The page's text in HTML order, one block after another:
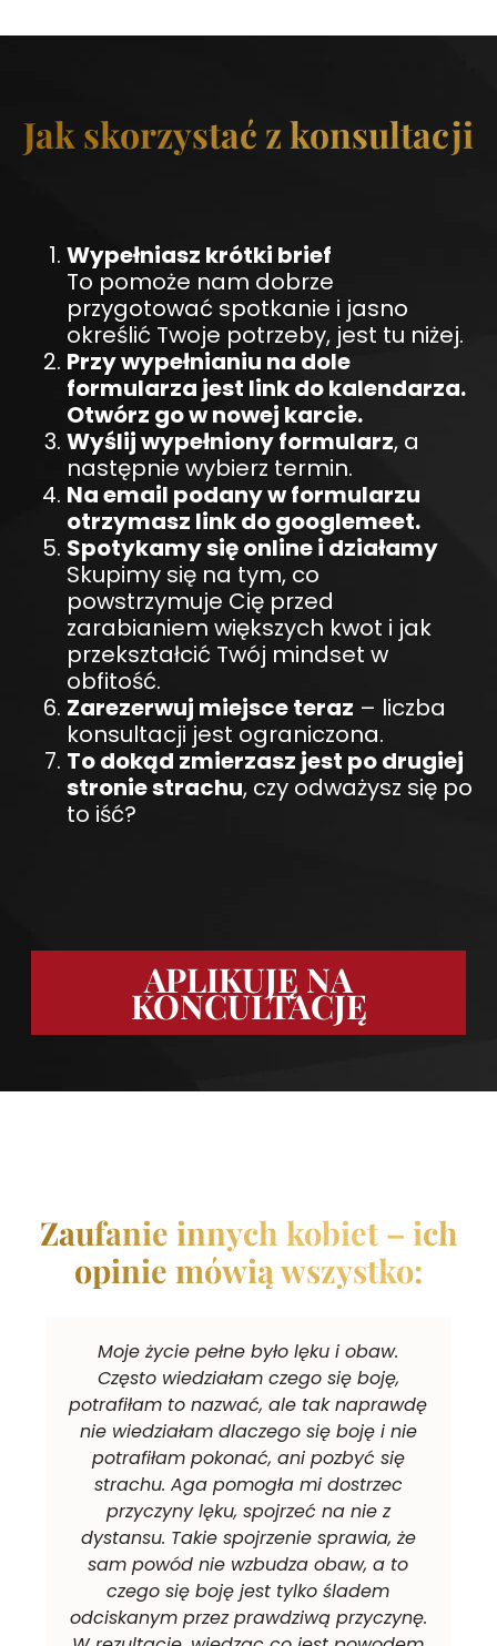
Jak skorzystać z konsultacji
Wypełniasz krótki brief
To pomoże nam dobrze
przygotować spotkanie i jasno
określić Twoje potrzeby, jest tu niżej.
Przy wypełnianiu na dole
formularza jest link do kalendarza.
Otwórz go w nowej karcie.
Wyślij wypełniony formularz, a
następnie wybierz termin.
Na email podany w formularzu
otrzymasz link do googlemeet.
Spotykamy się online i działamy
Skupimy się na tym, co
powstrzymuje Cię przed
zarabianiem większych kwot i jak
przekształcić Twój mindset w
obfitość.
Zarezerwuj miejsce teraz – liczba
konsultacji jest ograniczona.
To dokąd zmierzasz jest po drugiej
stronie strachu, czy odważysz się po
to iść?
APLIKUJĘ NA
KONCULTACJĘ
Zaufanie innych kobiet – ich
opinie mówią wszystko:
Moje życie pełne było lęku i obaw.
Często wiedziałam czego się boję,
potrafiłam to nazwać, ale tak naprawdę
nie wiedziałam dlaczego się boję i nie
potrafiłam pokonać, ani pozbyć się
strachu. Aga pomogła mi dostrzec
przyczyny lęku, spojrzeć na nie z
dystansu. Takie spojrzenie sprawia, że
sam powód nie wzbudza obaw, a to
czego się boję jest tylko śladem
odciskanym przez prawdziwą przyczynę.